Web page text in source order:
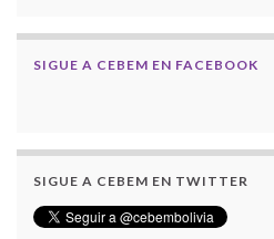
SIGUE A CEBEM EN FACEBOOK
SIGUE A CEBEM EN TWITTER